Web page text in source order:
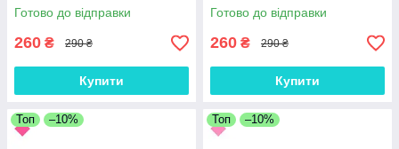
Готово до відправки
260 ₴ 290 ₴
Купити
Готово до відправки
260 ₴ 290 ₴
Купити
Топ –10% Топ –10%